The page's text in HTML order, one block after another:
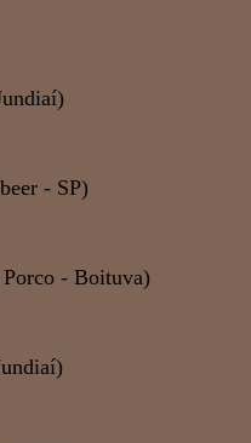
- SP)
- Boituva)